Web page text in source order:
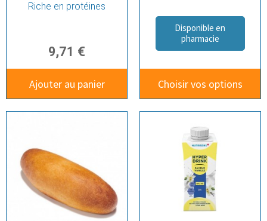
Riche en protéines
9,71 €
Ajouter au panier
Disponible en
pharmacie
Choisir vos options